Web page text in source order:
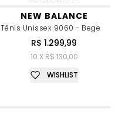
NEW BALANCE
Tênis Unissex 9060 - Bege
R$ 1.299,99
10 X R$ 130,00
WISHLIST